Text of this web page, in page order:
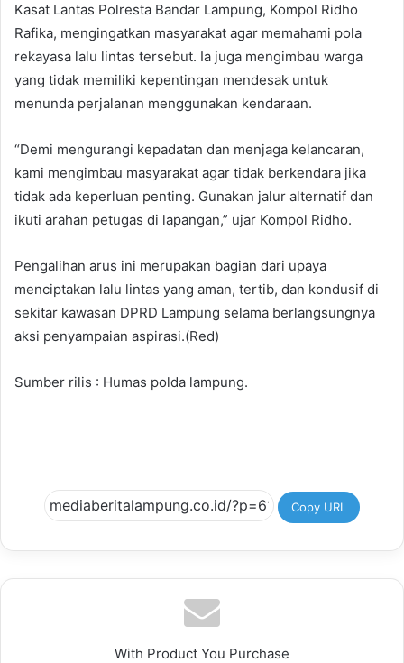
Kasat Lantas Polresta Bandar Lampung, Kompol Ridho
Rafika, mengingatkan masyarakat agar memahami pola
rekayasa lalu lintas tersebut. Ia juga mengimbau warga
yang tidak memiliki kepentingan mendesak untuk
menunda perjalanan menggunakan kendaraan.
“Demi mengurangi kepadatan dan menjaga kelancaran,
kami mengimbau masyarakat agar tidak berkendara jika
tidak ada keperluan penting. Gunakan jalur alternatif dan
ikuti arahan petugas di lapangan,” ujar Kompol Ridho.
Pengalihan arus ini merupakan bagian dari upaya
menciptakan lalu lintas yang aman, tertib, dan kondusif di
sekitar kawasan DPRD Lampung selama berlangsungnya
aksi penyampaian aspirasi.(Red)
Sumber rilis : Humas polda lampung.
Copy URL
With Product You Purchase